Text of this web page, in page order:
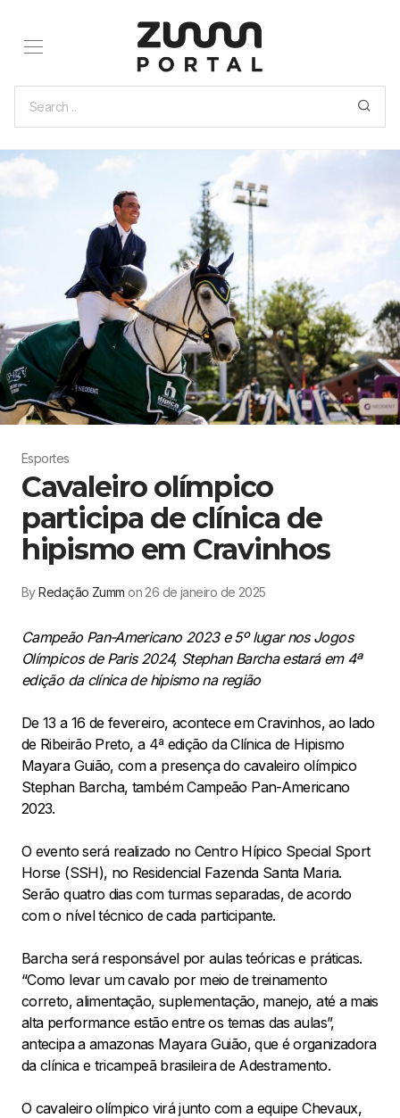
Esportes
Cavaleiro olímpico
participa de clínica de
hipismo em Cravinhos
ByRedação Zumm on 26 de janeiro de 2025
Campeão Pan-Americano 2023 e 5º lugar nos Jogos
Olímpicos de Paris 2024, Stephan Barcha estará em 4ª
edição da clínica de hipismo na região
De 13 a 16 de fevereiro, acontece em Cravinhos, ao lado
de Ribeirão Preto, a 4ª edição da Clínica de Hipismo
Mayara Guião, com a presença do cavaleiro olímpico
Stephan Barcha, também Campeão Pan-Americano
2023.
O evento será realizado no Centro Hípico Special Sport
Horse (SSH), no Residencial Fazenda Santa Maria.
Serão quatro dias com turmas separadas, de acordo
com o nível técnico de cada participante.
Barcha será responsável por aulas teóricas e práticas.
“Como levar um cavalo por meio de treinamento
correto, alimentação, suplementação, manejo, até a mais
alta performance estão entre os temas das aulas”,
antecipa a amazonas Mayara Guião, que é organizadora
da clínica e tricampeã brasileira de Adestramento.
O cavaleiro olímpico virá junto com a equipe Chevaux,